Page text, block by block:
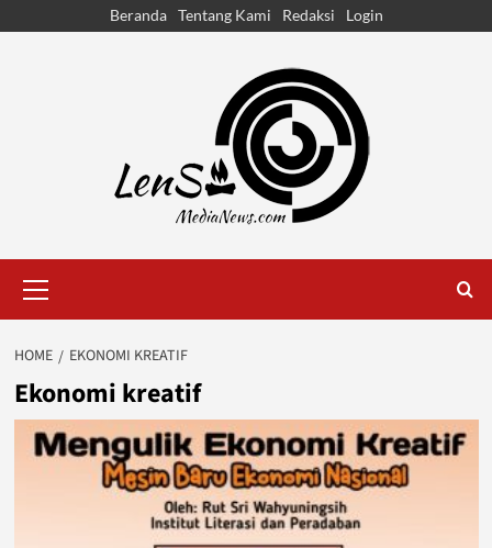
Beranda Tentang Kami Redaksi Login
Menu
HOME EKONOMI KREATIF
Ekonomi kreatif